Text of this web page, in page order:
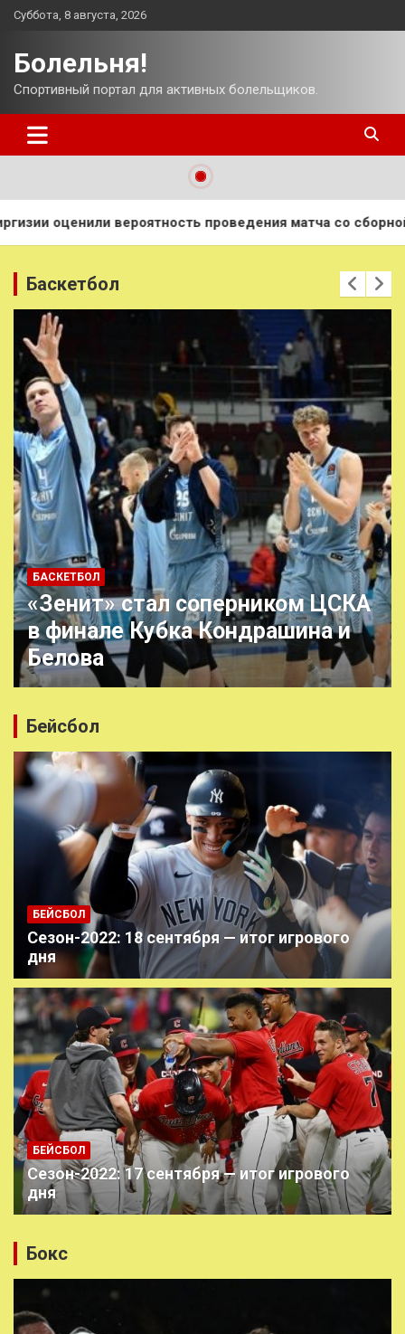
Перейти
Суббота, 8 августа, 2026
Болельня!
Спортивный портал для активных болельщиков.
матча со сборной России Бразильские
Баскетбол
БАСКЕТБОЛ
«Зенит» стал соперником ЦСКА
в финале Кубка Кондрашина и
Белова
Бейсбол
БЕЙСБОЛ
Сезон-2022: 18 сентября — итог игрового
дня
БЕЙСБОЛ
Сезон-2022: 17 сентября — итог игрового
дня
Бокс